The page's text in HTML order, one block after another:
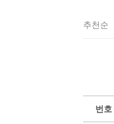
추천순
번호